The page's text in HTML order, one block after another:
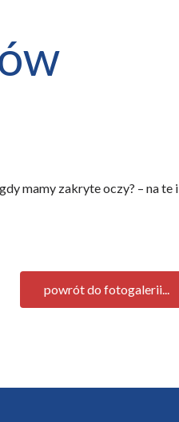
mamy zakryte oczy? – na te i
powrót do fotogalerii...